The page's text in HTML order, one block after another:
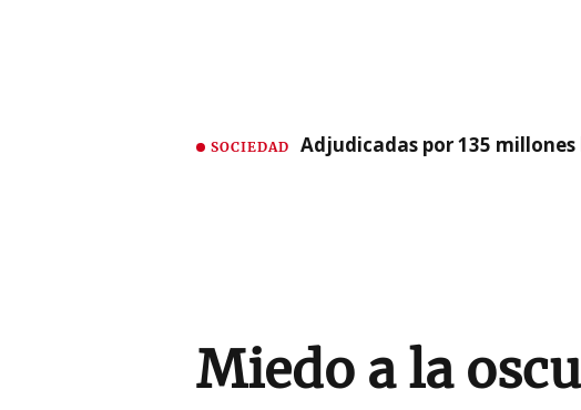
SOCIEDAD Adjudicadas por 135
Miedo a la